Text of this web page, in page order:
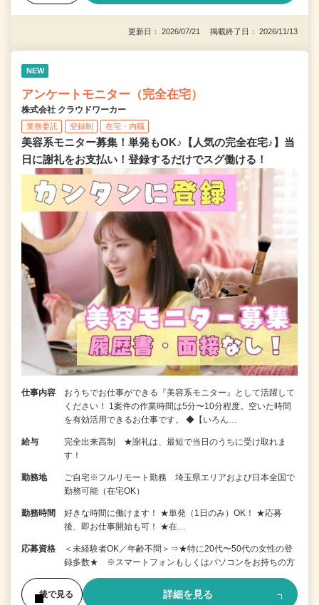
更新日： 2026/07/21 掲載終了日： 2026/11/13
NEW
アンケートモニター（完全在宅）
株式会社 クラウドワーカー
業務委託 登録制 在宅・内職
美容系モニター募集！単発もOK♪【人気の完全在宅♪】当
日に謝礼をお支払い！登録するだけでスグ働ける！
仕事内容
おうちでお仕事ができる『美容系モニター』として活躍して
ください！ 1案件の作業時間は5分〜10分程度。空いた時間
を有効活用できるお仕事です。 ◆【いろん…
給与
完全出来高制 ★謝礼は、最短で当日のうちに受け取れま
す！
勤務地
ご自宅※フルリモート勤務 埼玉県エリアおよび日本全国で
勤務可能（在宅OK）
勤務時間
好きな時間に働けます！ ★単発（1日のみ）OK！ ★応募
後、即お仕事開始も可！ ★在…
応募資格
＜未経験者OK／年齢不問＞⇒★特に20代〜50代の女性の登
録多数★ ※スマートフォンもしくはパソコンをお持ちの方
後で見る 詳細を見る